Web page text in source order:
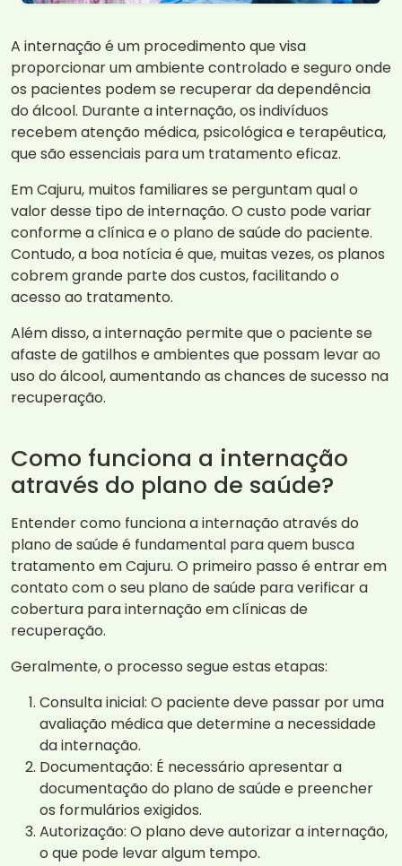
A internação é um procedimento que visa
proporcionar um ambiente controlado e seguro onde
os pacientes podem se recuperar da dependência
do álcool. Durante a internação, os indivíduos
recebem atenção médica, psicológica e terapêutica,
que são essenciais para um tratamento eficaz.
Em Cajuru, muitos familiares se perguntam qual o
valor desse tipo de internação. O custo pode variar
conforme a clínica e o plano de saúde do paciente.
Contudo, a boa notícia é que, muitas vezes, os planos
cobrem grande parte dos custos, facilitando o
acesso ao tratamento.
Além disso, a internação permite que o paciente se
afaste de gatilhos e ambientes que possam levar ao
uso do álcool, aumentando as chances de sucesso na
recuperação.
Como funciona a internação
através do plano de saúde?
Entender como funciona a internação através do
plano de saúde é fundamental para quem busca
tratamento em Cajuru. O primeiro passo é entrar em
contato com o seu plano de saúde para verificar a
cobertura para internação em clínicas de
recuperação.
Geralmente, o processo segue estas etapas:
Consulta inicial: O paciente deve passar por uma
avaliação médica que determine a necessidade
da internação.
Documentação: É necessário apresentar a
documentação do plano de saúde e preencher
os formulários exigidos.
Autorização: O plano deve autorizar a internação,
o que pode levar algum tempo.